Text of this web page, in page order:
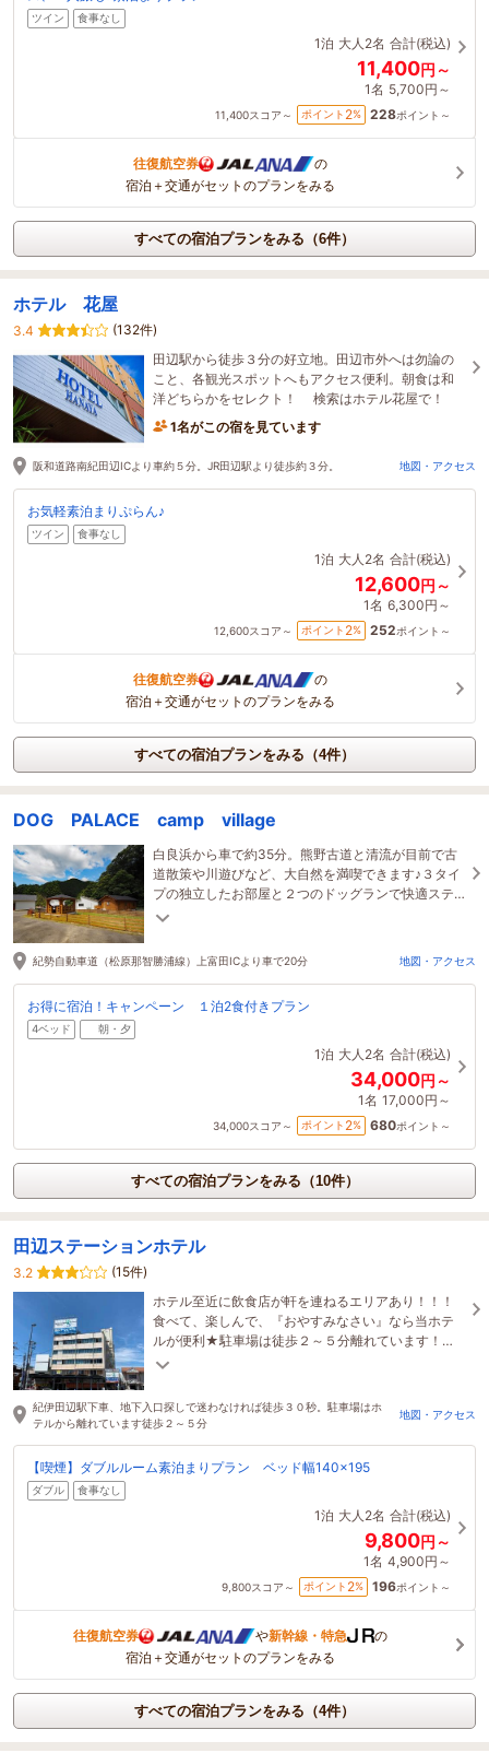
ツイン 食事なし
1泊 大人2名 合計(税込)
11,400円～
1名 5,700円～
11,400スコア～ ポイント 2% 228ポイント～
往復航空券
の
宿泊＋交通がセットのプランをみる
すべての宿泊プランをみる（6件）
ホテル 花屋
3.4
(132件)
田辺駅から徒歩３分の好立地。田辺市外へは勿論の
こと、各観光スポットへもアクセス便利。朝食は和
洋どちらかをセレクト！ 検索はホテル花屋で！
1名がこの宿を見ています
阪和道路南紀田辺ICより車約５分。JR田辺駅より徒歩約３分。 地図・アクセス
お気軽素泊まりぷらん♪
ツイン 食事なし
1泊 大人2名 合計(税込)
12,600円～
1名 6,300円～
12,600スコア～ ポイント 2% 252ポイント～
往復航空券
の
宿泊＋交通がセットのプランをみる
すべての宿泊プランをみる（4件）
DOG PALACE camp village
白良浜から車で約35分。熊野古道と清流が目前で古
道散策や川遊びなど、大自然を満喫できます♪３タイ
プの独立したお部屋と２つのドッグランで快適ステ
イ！わんちゃんと一緒に特別な時間をおすごしくだ
紀勢自動車道（松原那智勝浦線）上富田ICより車で20分 地図・アクセス
お得に宿泊！キャンペーン １泊2食付きプラン
4ベッド 朝・夕
1泊 大人2名 合計(税込)
34,000円～
1名 17,000円～
34,000スコア～ ポイント 2% 680ポイント～
すべての宿泊プランをみる（10件）
田辺ステーションホテル
3.2
(15件)
ホテル至近に飲食店が軒を連ねるエリアあり！！！
食べて、楽しんで、『おやすみなさい』なら当ホテ
ルが便利★駐車場は徒歩２～５分離れています！到
着順にご案内します！地下１階フロントです
紀伊田辺駅下車、地下入口探しで迷わなければ徒歩３０秒。駐車場はホ
テルから離れています徒歩２～５分
地図・アクセス
【喫煙】ダブルルーム素泊まりプラン ベッド幅140×195
ダブル 食事なし
1泊 大人2名 合計(税込)
9,800円～
1名 4,900円～
9,800スコア～ ポイント 2% 196ポイント～
往復航空券 や新幹線・特急
の
宿泊＋交通がセットのプランをみる
すべての宿泊プランをみる（4件）